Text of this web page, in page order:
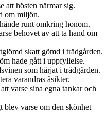
att hösten närmar sig.
om miljön.
runt omkring honom.
behovet av att ta hand om
skatt gömd i trädgården.
hade gått i uppfyllelse.
som härjat i trädgården.
varandras åsikter.
varse sina egna tankar och
blev varse om den skönhet